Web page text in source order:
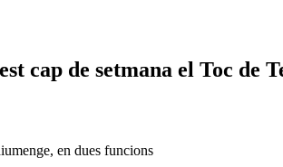
cap de setmana el Toc de
en dues funcions